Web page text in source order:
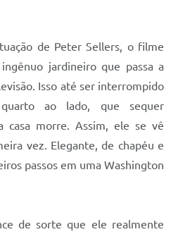
de Peter Sellers, o filme
jardineiro que passa a
Isso até ser interrompido
ao lado, que sequer
casa morre. Assim, ele se vê
vez. Elegante, de chapéu e
passos em uma Washington
de sorte que ele realmente